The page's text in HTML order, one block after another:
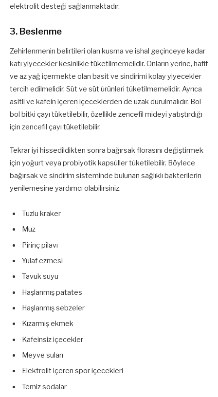
elektrolit desteği sağlanmaktadır.
3. Beslenme
Zehirlenmenin belirtileri olan kusma ve ishal geçinceye kadar
katı yiyecekler kesinlikle tüketilmemelidir. Onların yerine, hafif
ve az yağ içermekte olan basit ve sindirimi kolay yiyecekler
tercih edilmelidir. Süt ve süt ürünleri tüketilmemelidir. Ayrıca
asitli ve kafein içeren içeceklerden de uzak durulmalıdır. Bol
bol bitki çayı tüketilebilir, özellikle zencefil mideyi yatıştırdığı
için zencefil çayı tüketilebilir.
Tekrar iyi hissedildikten sonra bağırsak florasını değiştirmek
için yoğurt veya probiyotik kapsüller tüketilebilir. Böylece
bağırsak ve sindirim sisteminde bulunan sağlıklı bakterilerin
yenilemesine yardımcı olabilirsiniz.
Tuzlu kraker
Muz
Pirinç pilavı
Yulaf ezmesi
Tavuk suyu
Haşlanmış patates
Haşlanmış sebzeler
Kızarmış ekmek
Kafeinsiz içecekler
Meyve suları
Elektrolit içeren spor içecekleri
Temiz sodalar